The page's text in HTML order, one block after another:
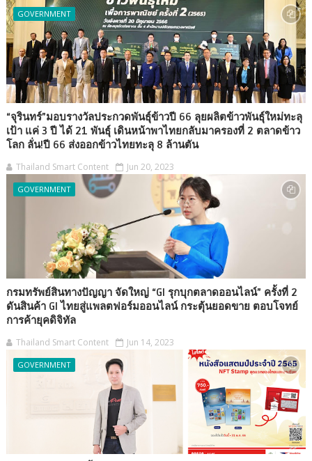
GOVERNMENT
“จุรินทร์”มอบรางวัลประกวดพันธุ์ข้าวปี 66 ลุยผลิตข้าวพันธุ์ใหม่ทะลุ
เป้า แค่ 3 ปี ได้ 21 พันธุ์ เดินหน้าพาไทยกลับมาครองที่ 2 ตลาดข้าว
โลก ลั่น!ปี 66 ส่งออกข้าวไทยทะลุ 8 ล้านตัน
Thailand Smart Content Jun 20, 2023
GOVERNMENT
กรมทรัพย์สินทางปัญญา จัดใหญ่ “GI รุกบุกตลาดออนไลน์” ครั้งที่ 2
ดันสินค้า GI ไทยสู่แพลตฟอร์มออนไลน์ กระตุ้นยอดขาย ตอบโจทย์
การค้ายุคดิจิทัล
Thailand Smart Content Jun 14, 2023
GOVERNMENT